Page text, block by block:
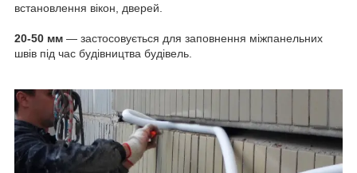
встановлення вікон, дверей.
20-50 мм — застосовується для заповнення міжпанельних
швів під час будівництва будівель.